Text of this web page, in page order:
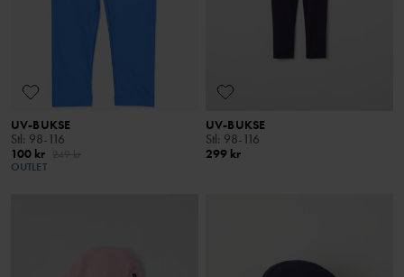
UV-BUKSE
Stl: 98-116
100 kr
OUTLET
UV-BUKSE
Stl: 98-116
299 kr